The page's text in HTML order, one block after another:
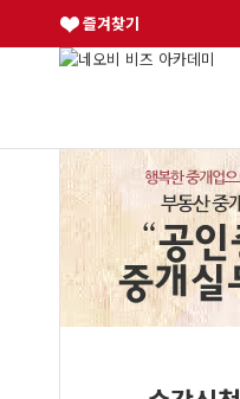
즐겨찾기